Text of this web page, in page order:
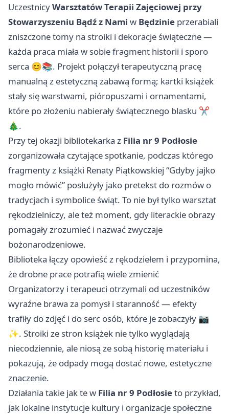
UczestnicyWarsztatów Terapii Zajęciowej przy
Stowarzyszeniu Bądź z Nami w Będzinie przerabiali
zniszczone tomy na stroiki i dekoracje świąteczne —
każda praca miała w sobie fragment historii i sporo
serca 😊📚. Projekt połączył terapeutyczną pracę
manualną z estetyczną zabawą formą; kartki książek
stały się warstwami, pióropuszami i ornamentami,
które po złożeniu nabierały świątecznego blasku ✂️
🎄.
Przy tej okazji bibliotekarka z Filia nr 9 Podłosie
zorganizowała czytające spotkanie, podczas którego
fragmenty z książki Renaty Piątkowskiej “Gdyby jajko
mogło mówić” posłużyły jako pretekst do rozmów o
tradycjach i symbolice świąt. To nie był tylko warsztat
rękodzielniczy, ale też moment, gdy literackie obrazy
pomagały zrozumieć i nazwać zwyczaje
bożonarodzeniowe.
Biblioteka łączy opowieść z rękodziełem i przypomina,
że drobne prace potrafią wiele zmienić
Organizatorzy i terapeuci otrzymali od uczestników
wyraźne brawa za pomysł i staranność — efekty
trafiły do zdjęć i do serc osób, które je zobaczyły 📷
✨. Stroiki ze stron książek nie tylko wyglądają
niecodziennie, ale niosą ze sobą historię materiału i
pokazują, że odpady mogą dostać nowe, estetyczne
znaczenie.
Działania takie jak te w Filia nr 9 Podłosieto przykład,
jak lokalne instytucje kultury i organizacje społeczne